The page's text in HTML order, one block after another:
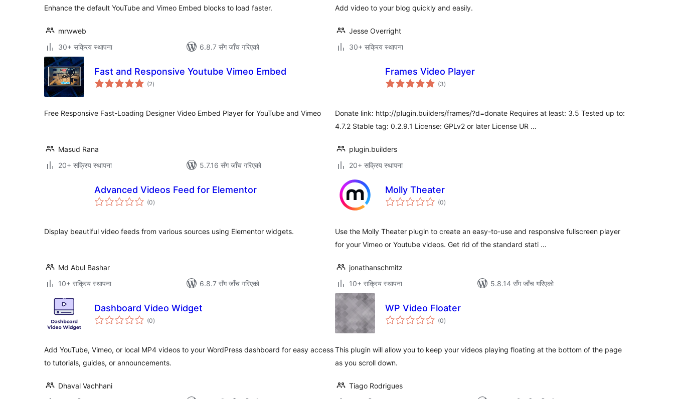
Enhance the default YouTube and Vimeo Embed blocks to load faster.
mrwweb
30+ सक्रिय स्थापना
6.8.7 सँग जाँच गरिएको
Add video to your blog quickly and easily.
Jesse Overright
30+ सक्रिय स्थापना
Fast and Responsive Youtube Vimeo Embed
(2कुल
रेटिङ्गहरू
)
Free Responsive Fast-Loading Designer Video Embed Player for YouTube and Vimeo
Masud Rana
20+ सक्रिय स्थापना
5.7.16 सँग जाँच गरिएको
Frames Video Player
(3कुल
रेटिङ्गहरू
)
Donate link: http://plugin.builders/frames/?d=donate Requires at least: 3.5 Tested up to:
4.7.2 Stable tag: 0.2.9.1 License: GPLv2 or later License UR …
plugin.builders
20+ सक्रिय स्थापना
Advanced Videos Feed for Elementor
(0कुल
रेटिङ्गहरू
)
Display beautiful video feeds from various sources using Elementor widgets.
Md Abul Bashar
10+ सक्रिय स्थापना
6.8.7 सँग जाँच गरिएको
Molly Theater
(0कुल
रेटिङ्गहरू
)
Use the Molly Theater plugin to create an easy-to-use and responsive fullscreen player
for your Vimeo or Youtube videos. Get rid of the standard stati …
jonathanschmitz
10+ सक्रिय स्थापना
5.8.14 सँग जाँच गरिएको
Dashboard Video Widget
(0कुल
रेटिङ्गहरू
)
Add YouTube, Vimeo, or local MP4 videos to your WordPress dashboard for easy access
to tutorials, guides, or announcements.
Dhaval Vachhani
WP Video Floater
(0कुल
रेटिङ्गहरू
)
This plugin will allow you to keep your videos playing floating at the bottom of the page
as you scroll down.
Tiago Rodrigues